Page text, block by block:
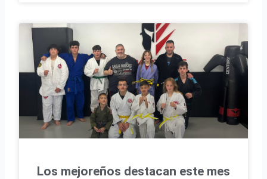
Los mejoreños destacan este mes